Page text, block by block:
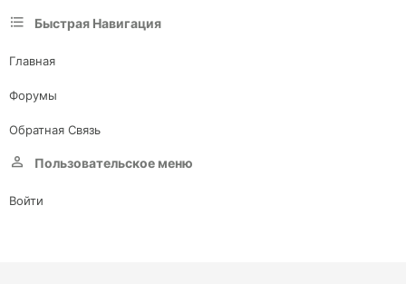
Быстрая Навигация
Главная
Форумы
Обратная Связь
Пользовательское меню
Войти